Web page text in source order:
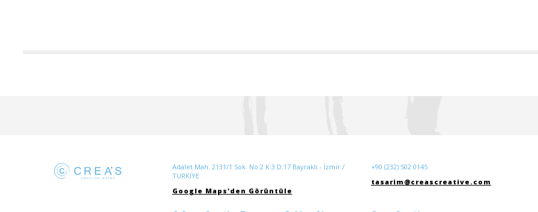
Adalet Mah. 2131/1 Sok. No:2 K:3 D:17 Bayraklı - İzmir /
TURKİYE
Google Maps'den Görüntüle
+90 (232) 502 0145
tasarim@creascreative.com